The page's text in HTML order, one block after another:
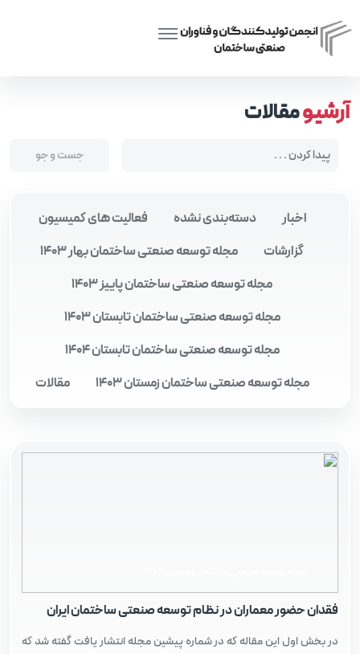
آرشیومقالات
اخبار دسته‌بندی نشده
فعالیت های کمیسیون
گزارشات
مجله توسعه صنعتی ساختمان بهار 1403
مجله توسعه صنعتی ساختمان پاییز 1403
مجله توسعه صنعتی ساختمان تابستان 1403
مجله توسعه صنعتی ساختمان تابستان 1404
مجله توسعه صنعتی ساختمان زمستان 1403
مقالات
فقدان حضور معماران در نظام توسعه صنعتی ساختمان ایران
در بخش اول این مقاله که در شماره پیشین مجله انتشار یافت گفته شد که